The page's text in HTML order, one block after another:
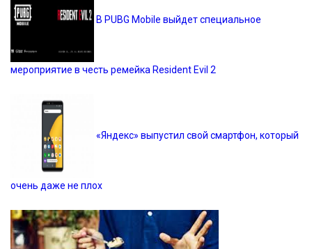
В PUBG Mobile выйдет специальное
мероприятие в честь ремейка Resident Evil 2
«Яндекс» выпустил свой смартфон, который
очень даже не плох